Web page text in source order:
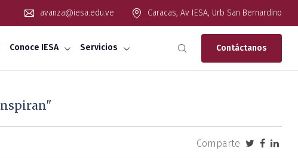
avanza@iesa.edu.ve Caracas, Av IESA, Urb San Bernardino
Conoce IESA Servicios Contáctanos
Comparte